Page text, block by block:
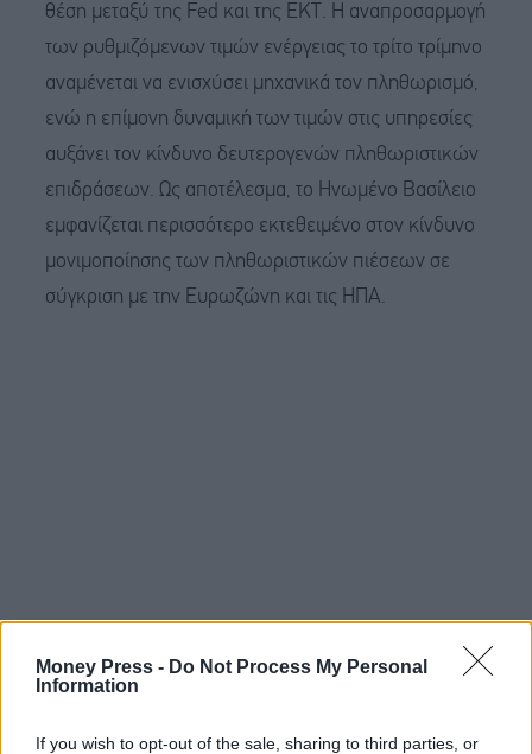
Money Press - Do Not Process My Personal
Information
If you wish to opt-out of the sale, sharing to third parties, or
θέση μεταξύ της Fed και της ΕΚΤ. Η αναπροσαρμογή
των ρυθμιζόμενων τιμών ενέργειας το τρίτο τρίμηνο
αναμένεται να ενισχύσει μηχανικά τον πληθωρισμό,
ενώ η επίμονη δυναμική των τιμών στις υπηρεσίες
αυξάνει τον κίνδυνο δευτερογενών πληθωριστικών
επιδράσεων. Ως αποτέλεσμα, το Ηνωμένο Βασίλειο
εμφανίζεται περισσότερο εκτεθειμένο στον κίνδυνο
μονιμοποίησης των πληθωριστικών πιέσεων σε
σύγκριση με την Ευρωζώνη και τις ΗΠΑ.